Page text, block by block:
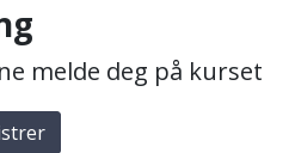
melde deg på kurset